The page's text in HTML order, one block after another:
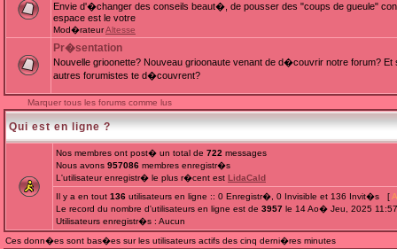
Envie d'�changer des conseils beaut�, de pousser des "coups de gueule"
espace est le votre
Mod�rateurAltesse
Pr�sentation
Nouvelle grioonette? Nouveau grioonaute venant de d�couvrir notre forum?
autres forumistes te d�couvrent?
Marquer tous les forums comme lus
Qui est en ligne ?
Nos membres ont post� un total de 722 messages
Nous avons 957086 membres enregistr�s
L'utilisateur enregistr� le plus r�cent est LidaCald
Il y a en tout 136 utilisateurs en ligne :: 0 Enregistr�, 0 Invisible et 136 Invit�s [
Le record du nombre d'utilisateurs en ligne est de 3957 le 14 Ao� Jeu, 2025
Utilisateurs enregistr�s : Aucun
Ces donn�es sont bas�es sur les utilisateurs actifs des cinq derni�res minutes